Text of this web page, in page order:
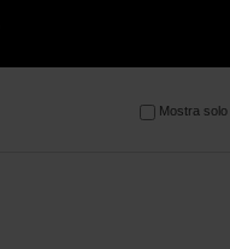
Mostra